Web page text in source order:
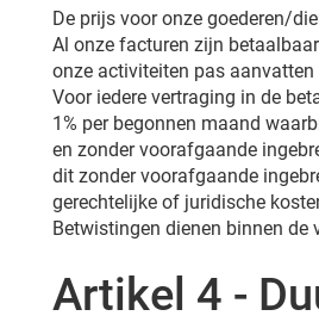
De prijs voor onze goederen/
Al onze facturen zijn
onze activiteiten pas
Voor iedere vertraging in de
1% per begonnen maand
en zonder voorafgaande
dit zonder voorafgaande
gerechtelijke of juridische
Betwistingen dienen binnen
Artikel 4 -